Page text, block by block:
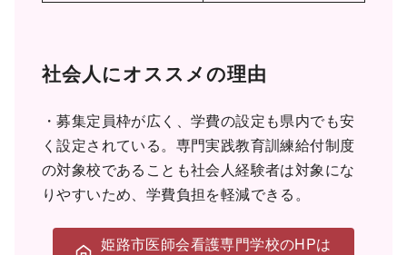
社会人にオススメの理由
・募集定員枠が広く、学費の設定も県内でも安
く設定されている。専門実践教育訓練給付制度
の対象校であることも社会人経験者は対象にな
りやすいため、学費負担を軽減できる。
姫路市医師会看護専門学校のHPは